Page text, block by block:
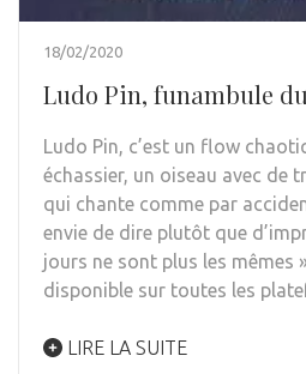
18/02/2020
Ludo Pin, funambule
Ludo Pin, c’est un flow
échassier, un oiseau avec de
qui chante comme par
envie de dire plutôt que
jours ne sont plus les mêmes
disponible sur toutes les
LIRE LA SUITE